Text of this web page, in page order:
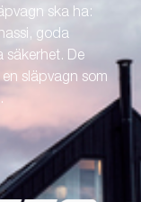
ska ha:
goda
säkerhet. De
släpvagn som